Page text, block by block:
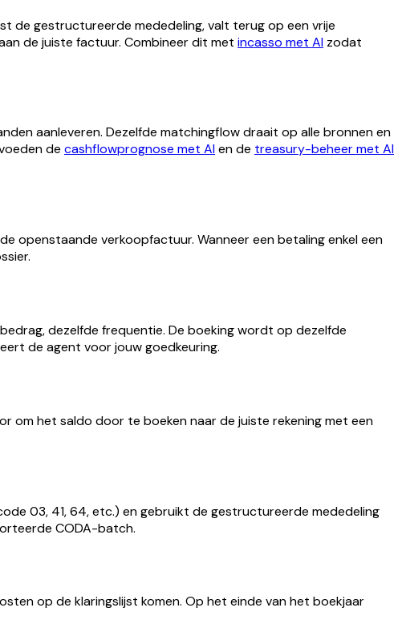
de gestructureerde mededeling, valt terug op een vrije
de juiste factuur. Combineer dit met incasso met AI zodat
aanleveren. Dezelfde matchingflow draait op alle bronnen en
de cashflowprognose met AIen de treasury-beheer met AI
openstaande verkoopfactuur. Wanneer een betaling enkel een
dezelfde frequentie. De boeking wordt op dezelfde
de agent voor jouw goedkeuring.
om het saldo door te boeken naar de juiste rekening met een
03, 41, 64, etc.) en gebruikt de gestructureerde mededeling
CODA-batch.
op de klaringslijst komen. Op het einde van het boekjaar